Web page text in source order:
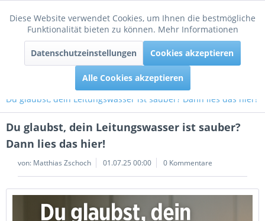
Menü
Du glaubst, dein Leitungswasser ist sauber? Dann lies das hier!
Du glaubst, dein Leitungswasser ist sauber?
Dann lies das hier!
von: Matthias Zschoch 01.07.25 00:00 0 Kommentare
Funktionale Aktiv
Tracking Inaktiv
Diese Website verwendet Cookies, um Ihnen die bestmögliche
Funktionalität bieten zu können. Mehr Informationen
Datenschutzeinstellungen Cookies akzeptieren
Alle Cookies akzeptieren